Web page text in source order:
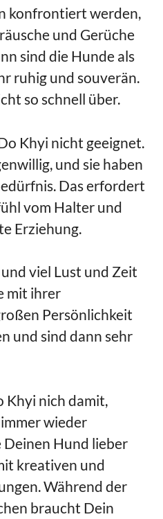
konfrontiert werden,
und Gerüche
sind die Hunde als
ruhig und souverän.
so schnell über.
Khyi nicht geeignet.
und sie haben
Das erfordert
vom Halter und
Erziehung.
viel Lust und Zeit
mit ihrer
Persönlichkeit
und sind dann sehr
Khyi nich damit,
wieder
Hund lieber
kreativen und
Während der
braucht Dein